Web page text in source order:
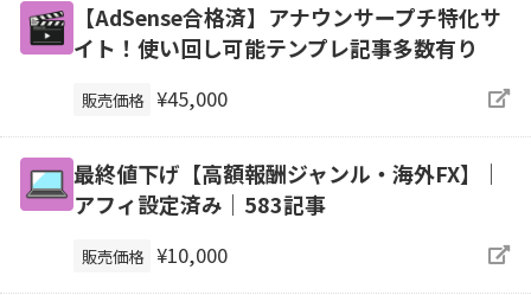
【AdSense合格済】アナウンサープチ特化サ
イト！使い回し可能テンプレ記事多数有り
販売価格 ¥45,000
最終値下げ【高額報酬ジャンル・海外FX】｜
アフィ設定済み｜583記事
販売価格 ¥10,000